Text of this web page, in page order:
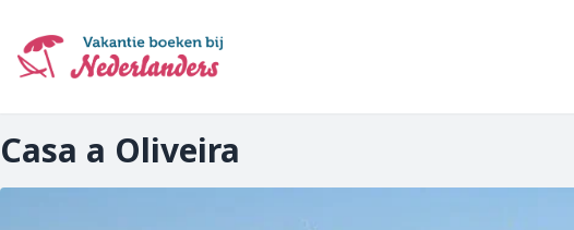
naar
hoofdinhoud
Casa a Oliveira